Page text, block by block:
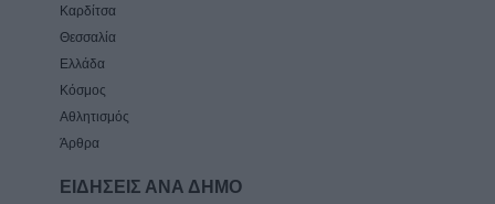
Καρδίτσα
Θεσσαλία
Ελλάδα
Κόσμος
Αθλητισμός
Άρθρα
ΕΙΔΗΣΕΙΣ ΑΝΑ ΔΗΜΟ